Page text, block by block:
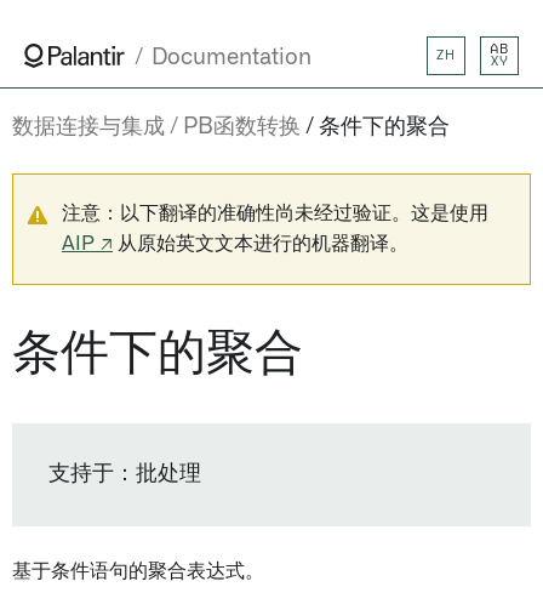
Documentation ZH
AB
XY
数据连接与集成 PB函数转换 条件下的聚合
注意：以下翻译的准确性尚未经过验证。这是使用
AIP ↗ 从原始英文文本进行的机器翻译。
条件下的聚合
支持于：批处理
基于条件语句的聚合表达式。